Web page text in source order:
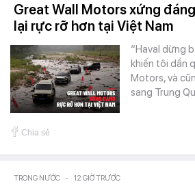
Great Wall Motors xứng
lại rực rỡ hơn tại Việt Nam
“Haval dừng
khiến tôi dần
Motors, và
sang Trung
Chia sẻ
TRONG NƯỚC - 12 GIỜ TRƯỚC